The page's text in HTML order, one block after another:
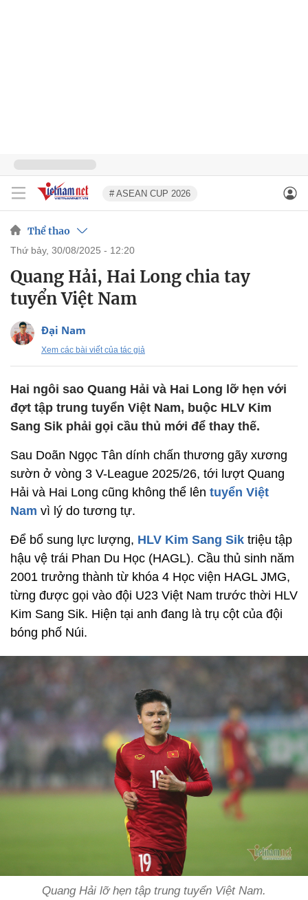
# ASEAN CUP 2026
Thể thao
thứ bảy, 30/08/2025 - 12:20
Quang Hải, Hai Long chia tay
tuyển Việt Nam
Đại Nam
Xem các bài viết của tác giả
Hai ngôi sao Quang Hải và Hai Long lỡ hẹn với
đợt tập trung tuyển Việt Nam, buộc HLV Kim
Sang Sik phải gọi cầu thủ mới để thay thế.
Sau Doãn Ngọc Tân dính chấn thương gãy xương
sườn ở vòng 3 V-League 2025/26, tới lượt Quang
Hải và Hai Long cũng không thể lên tuyển Việt
Nam vì lý do tương tự.
Để bổ sung lực lượng, HLV Kim Sang Sik triệu tập
hậu vệ trái Phan Du Học (HAGL). Cầu thủ sinh năm
2001 trưởng thành từ khóa 4 Học viện HAGL JMG,
từng được gọi vào đội U23 Việt Nam trước thời HLV
Kim Sang Sik. Hiện tại anh đang là trụ cột của đội
bóng phố Núi.
Quang Hải lỡ hẹn tập trung tuyển Việt Nam.